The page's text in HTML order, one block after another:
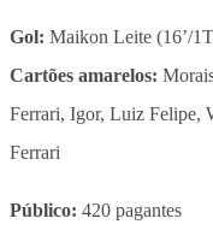
Gol: Maikon Leite (16’/
Cartões amarelos:
Ferrari, Igor, Luiz Felipe,
Ferrari
Público: 420 pagantes